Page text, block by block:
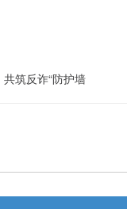
筑反诈“防护墙